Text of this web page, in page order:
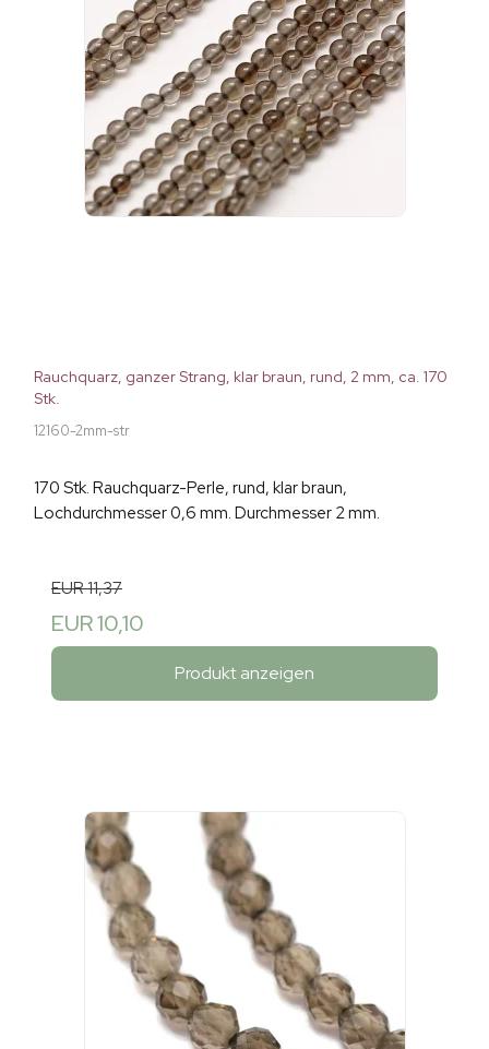
Rauchquarz, ganzer Strang, klar braun, rund, 2 mm, ca. 170
Stk.
12160-2mm-str
170 Stk. Rauchquarz-Perle, rund, klar braun,
Lochdurchmesser 0,6 mm. Durchmesser 2 mm.
EUR 11,37
EUR 10,10
Produkt anzeigen